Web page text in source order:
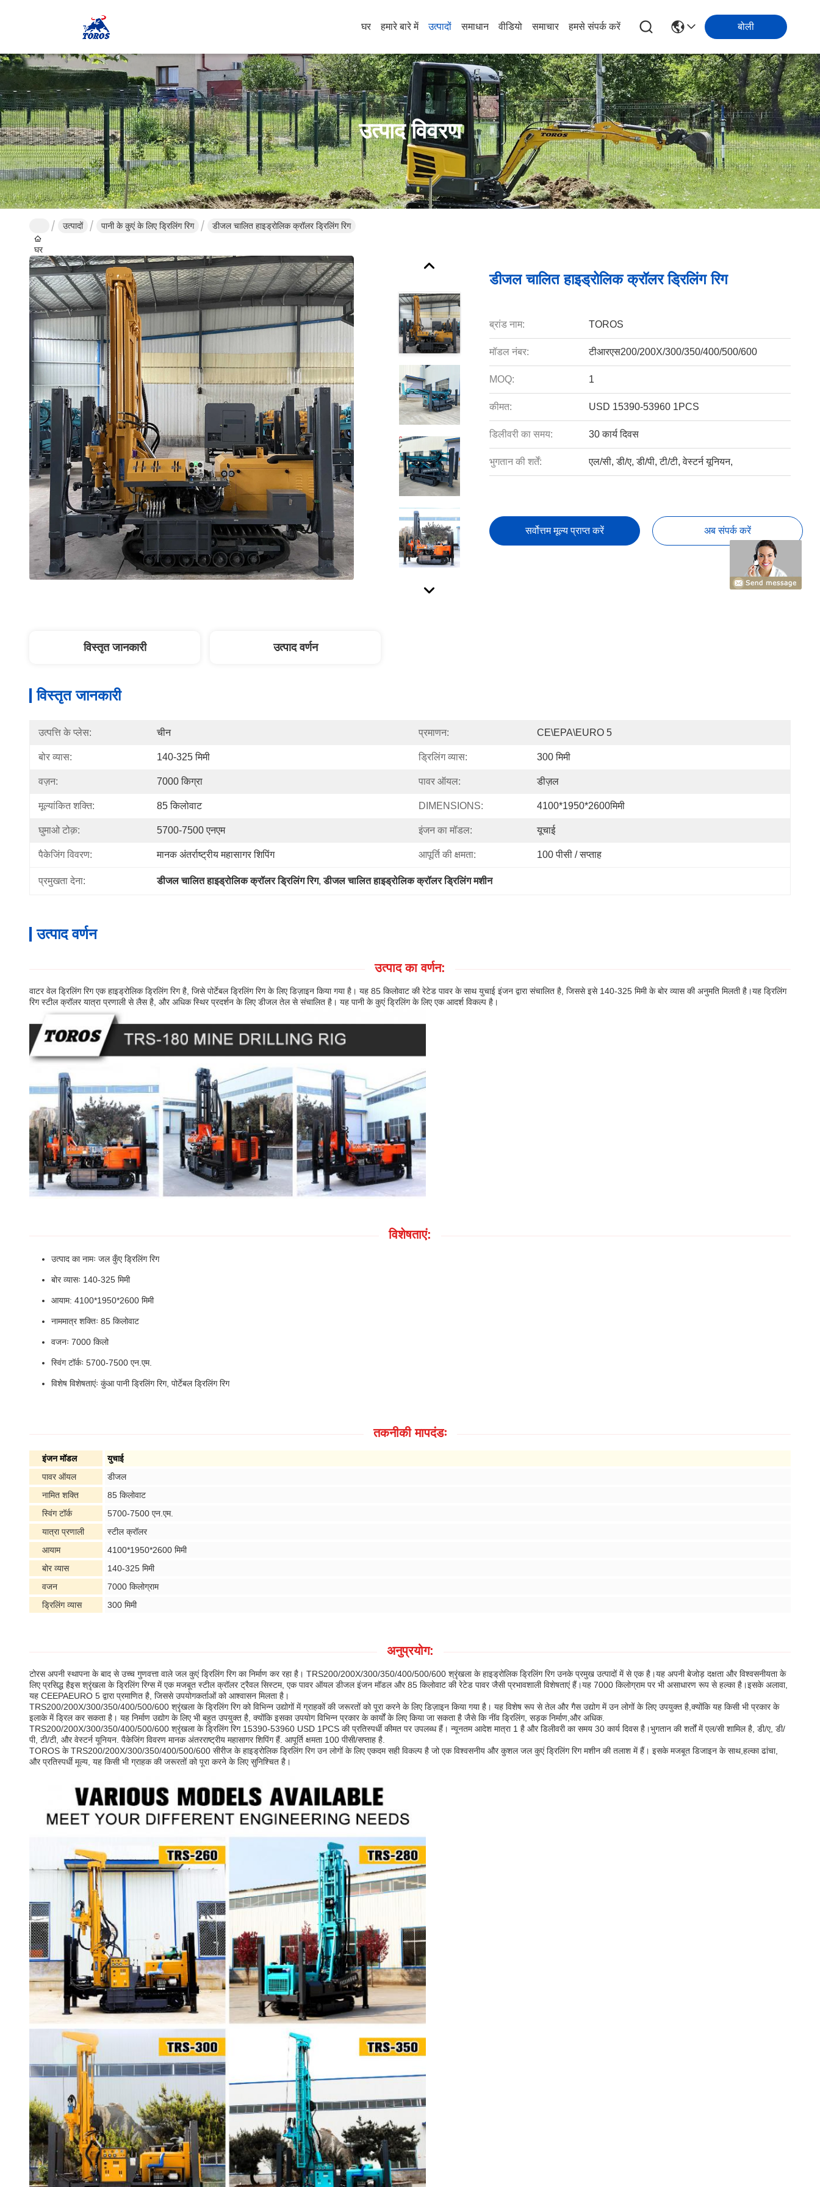
घर हमारे बारे में उत्पादों समाधान वीडियो समाचार हमसे संपर्क करें बोली
उत्पाद विवरण
घर
उत्पादों पानी के कुएं के लिए ड्रिलिंग रिग डीजल चालित हाइड्रोलिक क्रॉलर ड्रिलिंग रिग
डीजल चालित हाइड्रोलिक क्रॉलर ड्रिलिंग रिग
ब्रांड नाम: TOROS
मॉडल नंबर: टीआरएस200/200X/300/350/400/500/600
MOQ: 1
कीमत: USD 15390-53960 1PCS
डिलीवरी का समय: 30 कार्य दिवस
भुगतान की शर्तें: एल/सी, डी/ए, डी/पी, टी/टी, वेस्टर्न यूनियन,
सर्वोत्तम मूल्य प्राप्त करें अब संपर्क करें
विस्तृत जानकारी उत्पाद वर्णन
विस्तृत जानकारी
उत्पत्ति के प्लेस: चीन प्रमाणन: CE\EPA\EURO 5
बोर व्यास: 140-325 मिमी ड्रिलिंग व्यास: 300 मिमी
वज़न: 7000 किग्रा पावर ऑयल: डीज़ल
मूल्यांकित शक्ति: 85 किलोवाट DIMENSIONS: 4100*1950*2600मिमी
घुमाओ टोक़: 5700-7500 एनएम इंजन का मॉडल: यूचाई
पैकेजिंग विवरण: मानक अंतर्राष्ट्रीय महासागर शिपिंग आपूर्ति की क्षमता: 100 पीसी / सप्ताह
प्रमुखता देना: डीजल चालित हाइड्रोलिक क्रॉलर ड्रिलिंग रिग, डीजल चालित हाइड्रोलिक क्रॉलर ड्रिलिंग मशीन
उत्पाद वर्णन
उत्पाद का वर्णन:
वाटर वेल ड्रिलिंग रिग एक हाइड्रोलिक ड्रिलिंग रिग है, जिसे पोर्टेबल ड्रिलिंग रिग के लिए डिज़ाइन किया गया है। यह 85 किलोवाट की रेटेड पावर के साथ युचाई इंजन द्वारा संचालित है, जिससे इसे 140-325 मिमी के बोर व्यास की अनुमति मिलती है।यह ड्रिलिंग
रिग स्टील क्रॉलर यात्रा प्रणाली से लैस है, और अधिक स्थिर प्रदर्शन के लिए डीजल तेल से संचालित है। यह पानी के कुएं ड्रिलिंग के लिए एक आदर्श विकल्प है।
विशेषताएं:
उत्पाद का नामः जल कुँए ड्रिलिंग रिग
बोर व्यासः 140-325 मिमी
आयाम: 4100*1950*2600 मिमी
नाममात्र शक्तिः 85 किलोवाट
वजनः 7000 किलो
स्विंग टॉर्कः 5700-7500 एन.एम.
विशेष विशेषताएंः कुंआ पानी ड्रिलिंग रिग, पोर्टेबल ड्रिलिंग रिग
तकनीकी मापदंडः
इंजन मॉडल
युचाई
पावर ऑयल
डीजल
नामित शक्ति
85 किलोवाट
स्विंग टॉर्क
5700-7500 एन.एम.
यात्रा प्रणाली
स्टील क्रॉलर
आयाम
4100*1950*2600 मिमी
बोर व्यास
140-325 मिमी
वजन
7000 किलोग्राम
ड्रिलिंग व्यास
300 मिमी
अनुप्रयोग:
टोरस अपनी स्थापना के बाद से उच्च गुणवत्ता वाले जल कुएं ड्रिलिंग रिग का निर्माण कर रहा है। TRS200/200X/300/350/400/500/600 श्रृंखला के हाइड्रोलिक ड्रिलिंग रिग उनके प्रमुख उत्पादों में से एक है।यह अपनी बेजोड़ दक्षता और विश्वसनीयता के
लिए प्रसिद्ध हैइस श्रृंखला के ड्रिलिंग रिग्स में एक मजबूत स्टील क्रॉलर ट्रैवल सिस्टम, एक पावर ऑयल डीजल इंजन मॉडल और 85 किलोवाट की रेटेड पावर जैसी प्रभावशाली विशेषताएं हैं।यह 7000 किलोग्राम पर भी असाधारण रूप से हल्का है।इसके अलावा,
यह CEEPAEURO 5 द्वारा प्रमाणित है, जिससे उपयोगकर्ताओं को आश्वासन मिलता है।
TRS200/200X/300/350/400/500/600 श्रृंखला के ड्रिलिंग रिग को विभिन्न उद्योगों में ग्राहकों की जरूरतों को पूरा करने के लिए डिज़ाइन किया गया है। यह विशेष रूप से तेल और गैस उद्योग में उन लोगों के लिए उपयुक्त है,क्योंकि यह किसी भी प्रकार के
इलाके में ड्रिल कर सकता है। यह निर्माण उद्योग के लिए भी बहुत उपयुक्त है, क्योंकि इसका उपयोग विभिन्न प्रकार के कार्यों के लिए किया जा सकता है जैसे कि नींव ड्रिलिंग, सड़क निर्माण,और अधिक.
TRS200/200X/300/350/400/500/600 श्रृंखला के ड्रिलिंग रिग 15390-53960 USD 1PCS की प्रतिस्पर्धी कीमत पर उपलब्ध हैं। न्यूनतम आदेश मात्रा 1 है और डिलीवरी का समय 30 कार्य दिवस है।भुगतान की शर्तों में एल/सी शामिल है, डी/ए, डी/
पी, टी/टी, और वेस्टर्न यूनियन. पैकेजिंग विवरण मानक अंतरराष्ट्रीय महासागर शिपिंग हैं. आपूर्ति क्षमता 100 पीसी/सप्ताह है.
TOROS के TRS200/200X/300/350/400/500/600 सीरीज के हाइड्रोलिक ड्रिलिंग रिग उन लोगों के लिए एकदम सही विकल्प है जो एक विश्वसनीय और कुशल जल कुएं ड्रिलिंग रिग मशीन की तलाश में हैं। इसके मजबूत डिजाइन के साथ,हल्का ढांचा,
और प्रतिस्पर्धी मूल्य, यह किसी भी ग्राहक की जरूरतों को पूरा करने के लिए सुनिश्चित है।